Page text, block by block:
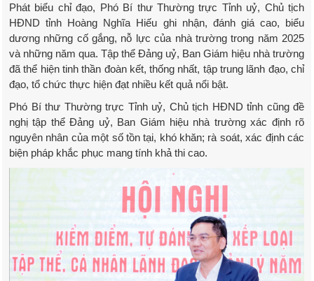
Phát biểu chỉ đạo, Phó Bí thư Thường trực Tỉnh uỷ, Chủ tịch
HĐND tỉnh Hoàng Nghĩa Hiếu ghi nhận, đánh giá cao, biểu
dương những cố gắng, nỗ lực của nhà trường trong năm 2025
và những năm qua. Tập thể Đảng uỷ, Ban Giám hiệu nhà trường
đã thể hiện tinh thần đoàn kết, thống nhất, tập trung lãnh đạo, chỉ
đạo, tổ chức thực hiện đạt nhiều kết quả nổi bật.
Phó Bí thư Thường trực Tỉnh uỷ, Chủ tịch HĐND tỉnh cũng đề
nghị tập thể Đảng uỷ, Ban Giám hiệu nhà trường xác định rõ
nguyên nhân của một số tồn tại, khó khăn; rà soát, xác định các
biện pháp khắc phục mang tính khả thi cao.